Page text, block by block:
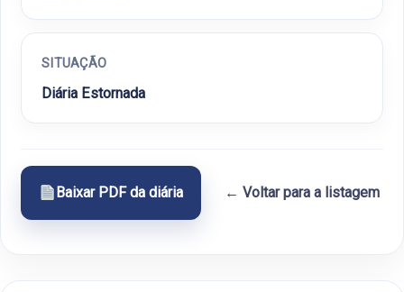
SITUAÇÃO
Diária Estornada
Baixar PDF da diária ← Voltar para a listagem